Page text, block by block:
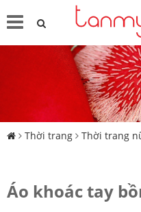
Thời trang Thời trang
Áo khoác tay